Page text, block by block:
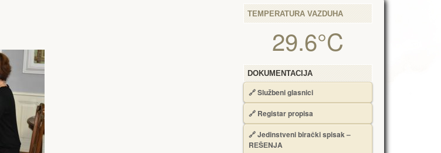
TEMPERATURA VAZDUHA
29.6°C
DOKUMENTACIJA
🔗Službeni glasnici
🔗 Registar propisa
🔗Jedinstveni birački spisak –
RЕŠЕNJA